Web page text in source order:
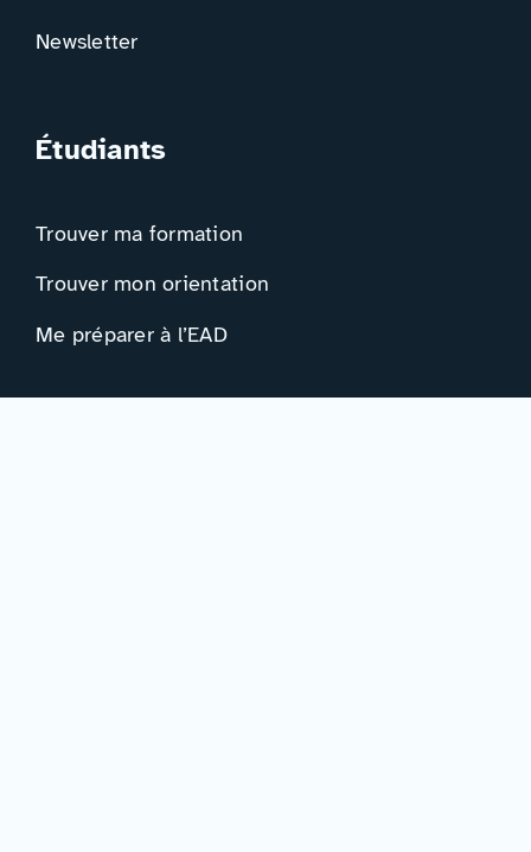
Newsletter
Étudiants
Trouver ma formation
Trouver mon orientation
Me préparer à l’EAD